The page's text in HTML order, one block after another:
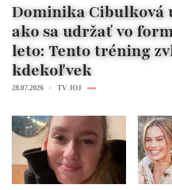
Dominika Cibulková
ako sa udržať vo
leto: Tento tréning
kdekoľvek
28.07.2026 TV JOJ